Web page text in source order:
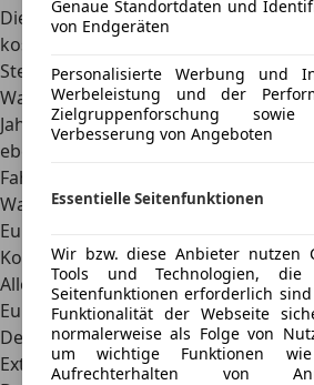
Die Haftpflichtversicherung für den
kostet den Fahrzeughalter rund 200
Steuer beträgt 100 bis 200 Euro pro
Wartungskosten liegen zwischen
Jahr. Die Inspektionskosten für den
ebenfalls bei 100 bis 300 Euro pro
Fahrzeughalter eine
Wagen wünschen, müssen sie mit
Euro pro Jahr rechnen. Inklusive Sprit
Kosten von 475 Euro im Schnitt
Allein die Sprit-Kosten nehmen beim
Euro den Löwenanteil ein.
Design
Exterieur
Genaue Standortdaten und
von Endgeräten
Personalisierte Werbung und
Werbeleistung und der
Zielgruppenforschung
Verbesserung von Angeboten
Essentielle Seitenfunktionen
Wir bzw. diese Anbieter nutzen
Tools und Technologien,
Seitenfunktionen erforderlich
Funktionalität der Webseite
normalerweise als Folge von
um wichtige Funktionen
Aufrechterhalten von